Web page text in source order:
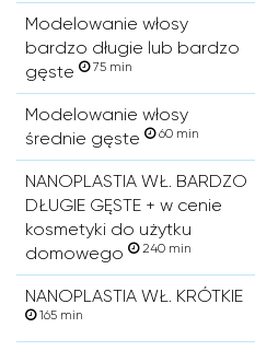
Modelowanie włosy
bardzo długie lub bardzo
gęste
75 min
Modelowanie włosy
średnie gęste
60 min
NANOPLASTIA WŁ. BARDZO
DŁUGIE GĘSTE + w cenie
kosmetyki do użytku
domowego
240 min
NANOPLASTIA WŁ. KRÓTKIE
165 min